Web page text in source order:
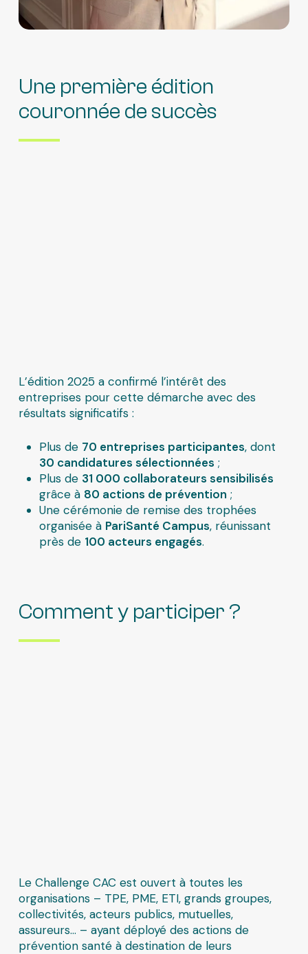
Une première édition
couronnée de succès
L’édition 2025 a confirmé l’intérêt des
entreprises pour cette démarche avec des
résultats significatifs :
Plus de 70 entreprises participantes, dont
30 candidatures sélectionnées ;
Plus de 31 000 collaborateurs sensibilisés
grâce à 80 actions de prévention ;
Une cérémonie de remise des trophées
organisée à PariSanté Campus, réunissant
près de 100 acteurs engagés.
Comment y participer ?
Le Challenge CAC est ouvert à toutes les
organisations – TPE, PME, ETI, grands groupes,
collectivités, acteurs publics, mutuelles,
assureurs… – ayant déployé des actions de
prévention santé à destination de leurs